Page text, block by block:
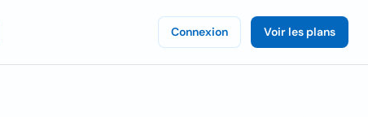
Connexion Voir les plans